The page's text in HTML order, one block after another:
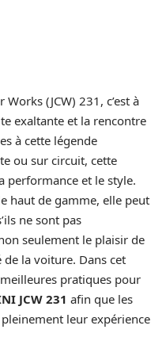
Works (JCW) 231, c’est à
exaltante et la rencontre
à cette légende
ou sur circuit, cette
performance et le style.
haut de gamme, elle peut
ne sont pas
seulement le plaisir de
la voiture. Dans cet
pratiques pour
JCW 231 afin que les
leur expérience